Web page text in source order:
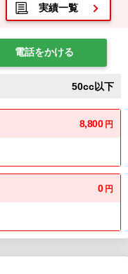
実績一覧
電話をかける
50cc以下
8,800 円
0 円